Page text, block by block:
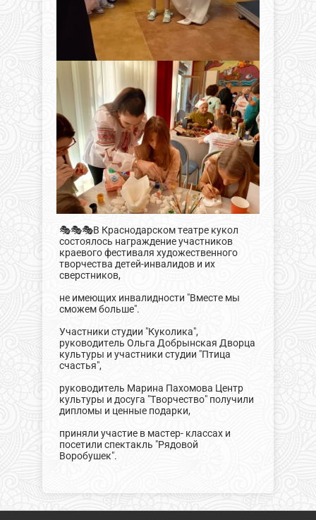
🎭🎭🎭В Краснодарском театре кукол
состоялось награждение участников
краевого фестиваля художественного
творчества детей-инвалидов и их
сверстников,
не имеющих инвалидности "Вместе мы
сможем больше".
Участники студии "Куколика",
руководитель Ольга Добрынская Дворца
культуры и участники студии "Птица
счастья",
руководитель Марина Пахомова Центр
культуры и досуга "Творчество" получили
дипломы и ценные подарки,
приняли участие в мастер- классах и
посетили спектакль "Рядовой
Воробушек".